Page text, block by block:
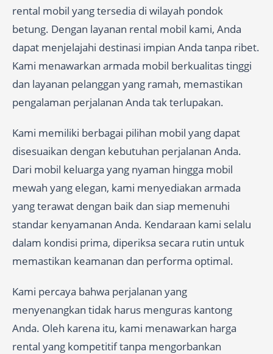
rental mobil yang tersedia di wilayah pondok
betung. Dengan layanan rental mobil kami, Anda
dapat menjelajahi destinasi impian Anda tanpa ribet.
Kami menawarkan armada mobil berkualitas tinggi
dan layanan pelanggan yang ramah, memastikan
pengalaman perjalanan Anda tak terlupakan.
Kami memiliki berbagai pilihan mobil yang dapat
disesuaikan dengan kebutuhan perjalanan Anda.
Dari mobil keluarga yang nyaman hingga mobil
mewah yang elegan, kami menyediakan armada
yang terawat dengan baik dan siap memenuhi
standar kenyamanan Anda. Kendaraan kami selalu
dalam kondisi prima, diperiksa secara rutin untuk
memastikan keamanan dan performa optimal.
Kami percaya bahwa perjalanan yang
menyenangkan tidak harus menguras kantong
Anda. Oleh karena itu, kami menawarkan harga
rental yang kompetitif tanpa mengorbankan